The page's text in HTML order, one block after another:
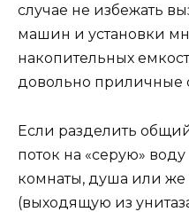
случае не избежать
машин и установки
накопительных
довольно приличные
Если разделить
поток на «серую»
комнаты, душа или же
(выходящую из